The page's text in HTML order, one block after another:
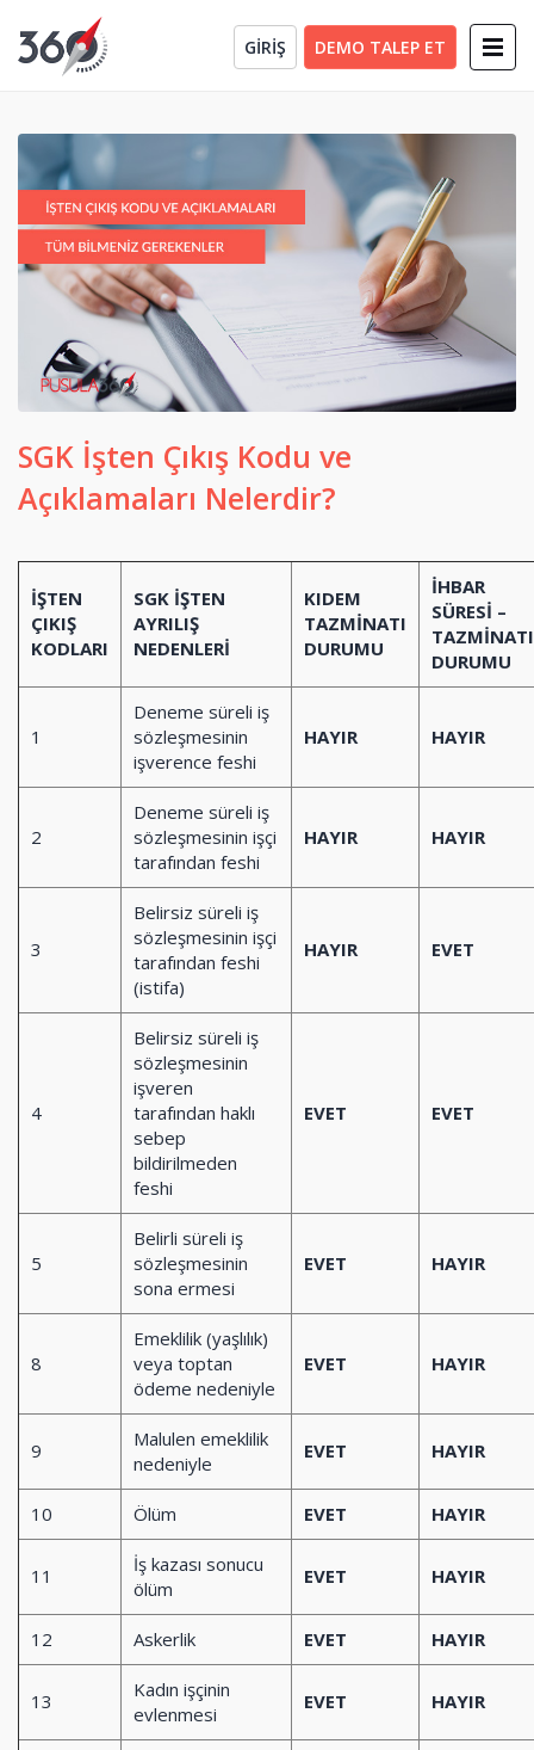
GİRİŞ DEMO TALEP ET
SGK İşten Çıkış Kodu ve
Açıklamaları Nelerdir?
İŞTEN
ÇIKIŞ
KODLARI
SGK İŞTEN
AYRILIŞ
NEDENLERİ
KIDEM
TAZMİNATI
DURUMU
İHBAR
SÜRESİ –
TAZMİNATI
DURUMU
1
Deneme süreli iş
sözleşmesinin
işverence feshi
HAYIR HAYIR
2
Deneme süreli iş
sözleşmesinin işçi
tarafından feshi
HAYIR HAYIR
3
Belirsiz süreli iş
sözleşmesinin işçi
tarafından feshi
(istifa)
HAYIR EVET
4
Belirsiz süreli iş
sözleşmesinin
işveren
tarafından haklı
sebep
bildirilmeden
feshi
EVET EVET
5
Belirli süreli iş
sözleşmesinin
sona ermesi
EVET HAYIR
8
Emeklilik (yaşlılık)
veya toptan
ödeme nedeniyle
EVET HAYIR
9
Malulen emeklilik
nedeniyle
EVET HAYIR
10 Ölüm EVET HAYIR
11
İş kazası sonucu
ölüm
EVET HAYIR
12 Askerlik EVET HAYIR
13
Kadın işçinin
evlenmesi
EVET HAYIR